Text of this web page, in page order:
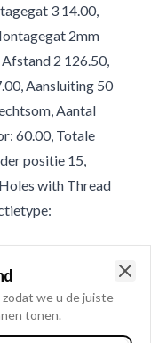
3 14.00,
2mm
2 126.50,
Aansluiting 50
Aantal
60.00, Totale
positie 15,
with Thread
we u de juiste
tonen.